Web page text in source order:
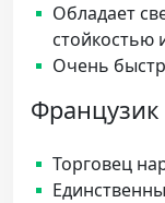
Обладает
стойкостью
Очень
Французик
Торговец